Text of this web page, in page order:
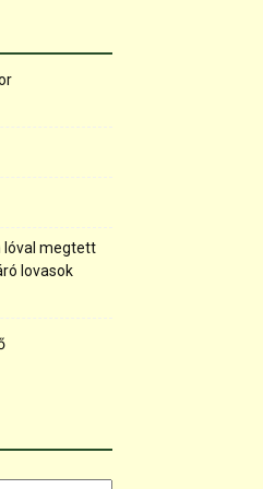
lóval megtett
lovasok